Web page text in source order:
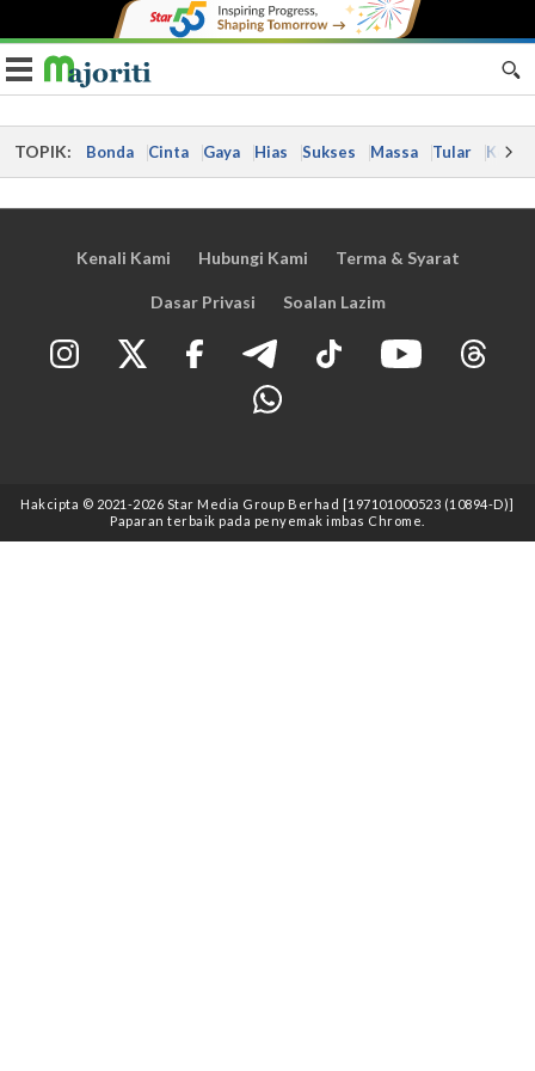
Toggle navigation
TOPIK: Bonda Cinta Gaya Hias Sukses Massa Tular Kes
Kenali Kami Hubungi Kami Terma & Syarat
Dasar Privasi Soalan Lazim
Hakcipta © 2021 -2026 Star Media Group Berhad [197101000523 (10894-D)]
Paparan terbaik pada penyemak imbas Chrome.